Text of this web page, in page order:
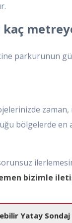
parkurunun
bölgelerde en
bizimle
Yatay Sondaj